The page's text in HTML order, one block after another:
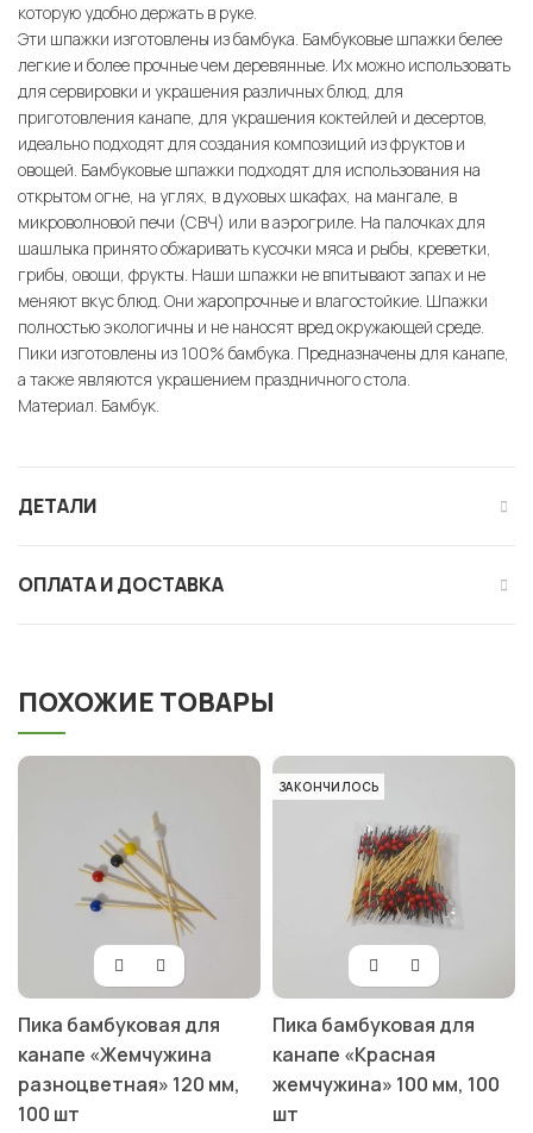
которую удобно держать в руке.
Эти шпажки изготовлены из бамбука. Бамбуковые шпажки белее
легкие и более прочные чем деревянные. Их можно использовать
для сервировки и украшения различных блюд, для
приготовления канапе, для украшения коктейлей и десертов,
идеально подходят для создания композиций из фруктов и
овощей. Бамбуковые шпажки подходят для использования на
открытом огне, на углях, в духовых шкафах, на мангале, в
микроволновой печи (СВЧ) или в аэрогриле. На палочках для
шашлыка принято обжаривать кусочки мяса и рыбы, креветки,
грибы, овощи, фрукты. Наши шпажки не впитывают запах и не
меняют вкус блюд. Они жаропрочные и влагостойкие. Шпажки
полностью экологичны и не наносят вред окружающей среде.
Пики изготовлены из 100% бамбука. Предназначены для канапе,
а также являются украшением праздничного стола.
Материал. Бамбук.
ДЕТАЛИ
ОПЛАТА И ДОСТАВКА
ПОХОЖИЕ ТОВАРЫ
Пика бамбуковая для
канапе «Жемчужина
разноцветная» 120 мм,
100 шт
ЗАКОНЧИЛОСЬ
Пика бамбуковая для
канапе «Красная
жемчужина» 100 мм, 100
шт